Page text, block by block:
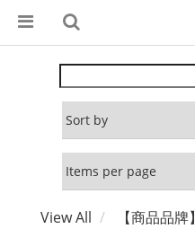
View All 【商品品牌】